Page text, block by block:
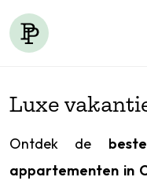
Luxe
Ontdek de
appartementen in